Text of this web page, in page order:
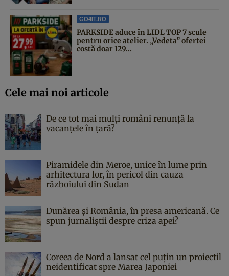
GO4IT.RO
PARKSIDE aduce în LIDL TOP 7 scule
pentru orice atelier. „Vedeta” ofertei
costă doar 129...
Cele mai noi articole
De ce tot mai mulți români renunță la
vacanțele în țară?
Piramidele din Meroe, unice în lume prin
arhitectura lor, în pericol din cauza
războiului din Sudan
Dunărea și România, în presa americană. Ce
spun jurnaliștii despre criza apei?
Coreea de Nord a lansat cel puțin un proiectil
neidentificat spre Marea Japoniei